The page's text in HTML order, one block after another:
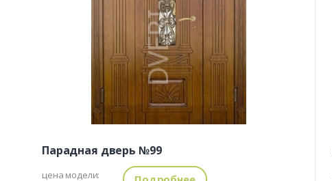
Парадная дверь №99
цена модели: